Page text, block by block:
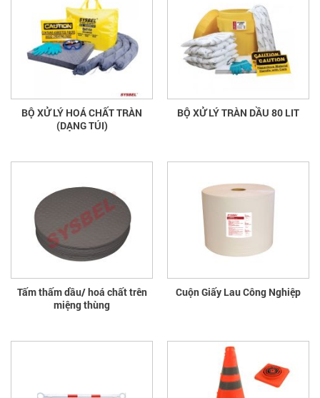
BỘ XỬ LÝ HOÁ CHẤT TRÀN
(DẠNG TÚI)
BỘ XỬ LÝ TRÀN DẦU 80 LIT
Tấm thấm dầu/ hoá chất trên
miệng thùng
Cuộn Giấy Lau Công Nghiệp